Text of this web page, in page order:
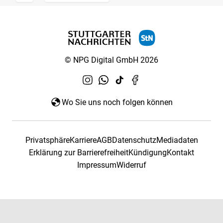
© NPG Digital GmbH 2026
Wo Sie uns noch folgen können
PrivatsphäreKarriereAGBDatenschutzMediadaten
Erklärung zur BarrierefreiheitKündigungKontakt
ImpressumWiderruf